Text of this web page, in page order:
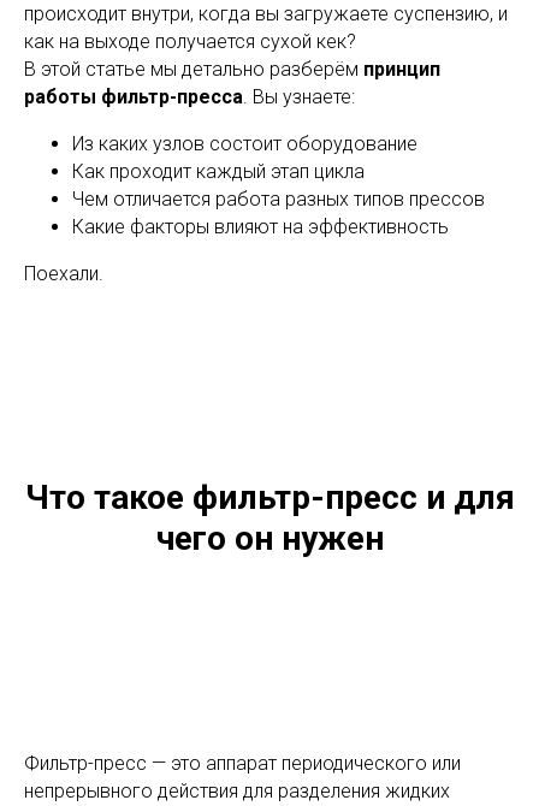
происходит внутри, когда вы загружаете суспензию, и
как на выходе получается сухой кек?
В этой статье мы детально разберём принцип
работы фильтр-пресса. Вы узнаете:
Из каких узлов состоит оборудование
Как проходит каждый этап цикла
Чем отличается работа разных типов прессов
Какие факторы влияют на эффективность
Поехали.
Что такое фильтр-пресс и для
чего он нужен
Фильтр-пресс — это аппарат периодического или
непрерывного действия для разделения жидких